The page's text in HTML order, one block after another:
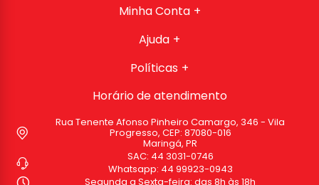
Minha Conta
Ajuda
Políticas
Horário de atendimento
Rua Tenente Afonso Pinheiro Camargo, 346 - Vila
Progresso, CEP: 87080-016
Maringá, PR
SAC: 44 3031-0746
Whatsapp: 44 99923-0943
Segunda a Sexta-feira: das 8h às 18h